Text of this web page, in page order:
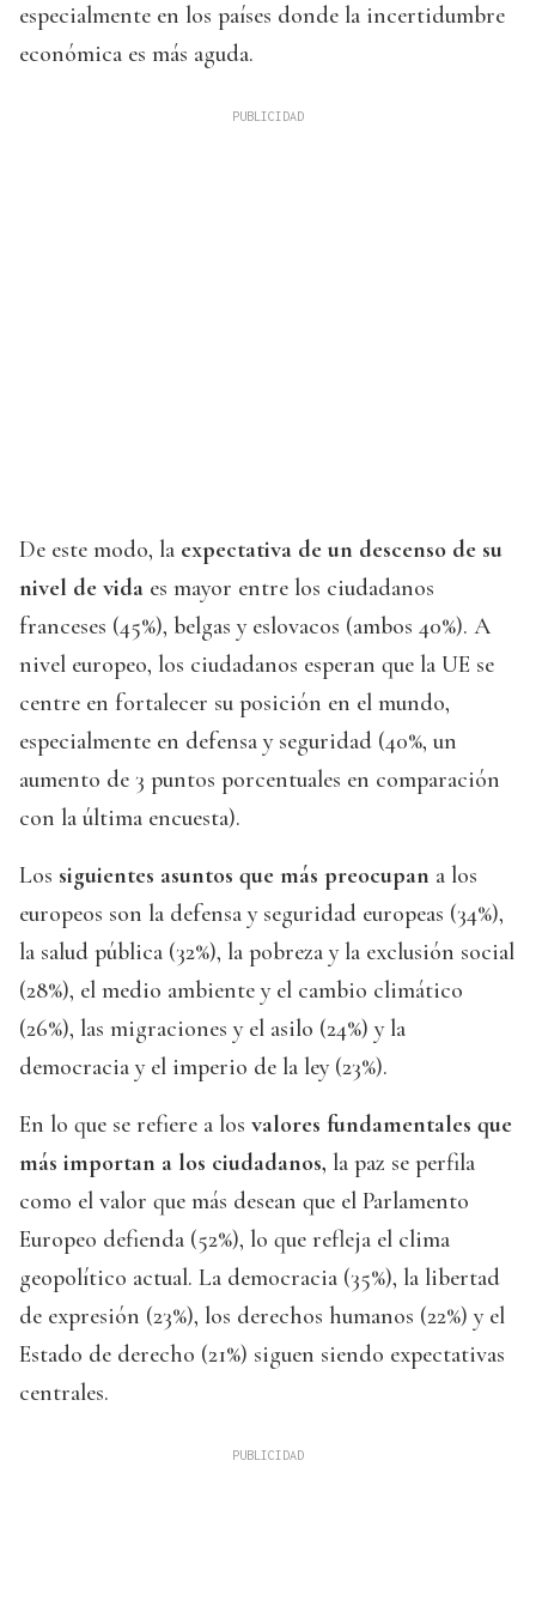
especialmente en los países donde la incertidumbre
económica es más aguda.
De este modo, la expectativa de un descenso de su
nivel de vida es mayor entre los ciudadanos
franceses (45%), belgas y eslovacos (ambos 40%). A
nivel europeo, los ciudadanos esperan que la UE se
centre en fortalecer su posición en el mundo,
especialmente en defensa y seguridad (40%, un
aumento de 3 puntos porcentuales en comparación
con la última encuesta).
Los siguientes asuntos que más preocupan a los
europeos son la defensa y seguridad europeas (34%),
la salud pública (32%), la pobreza y la exclusión social
(28%), el medio ambiente y el cambio climático
(26%), las migraciones y el asilo (24%) y la
democracia y el imperio de la ley (23%).
En lo que se refiere a los valores fundamentales que
más importan a los ciudadanos, la paz se perfila
como el valor que más desean que el Parlamento
Europeo defienda (52%), lo que refleja el clima
geopolítico actual. La democracia (35%), la libertad
de expresión (23%), los derechos humanos (22%) y el
Estado de derecho (21%) siguen siendo expectativas
centrales.